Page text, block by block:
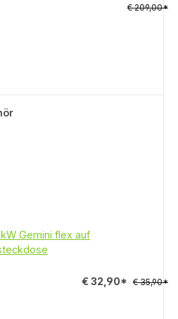
€ 209,00*
kW Gemini flex auf
€ 32,90* € 35,90*